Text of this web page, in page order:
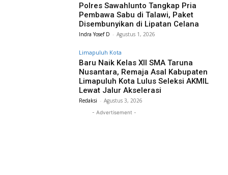
Polres Sawahlunto Tangkap Pria
Pembawa Sabu di Talawi, Paket
Disembunyikan di Lipatan Celana
Indra Yosef D - Agustus 1, 2026
Limapuluh Kota
Baru Naik Kelas XII SMA Taruna
Nusantara, Remaja Asal Kabupaten
Limapuluh Kota Lulus Seleksi AKMIL
Lewat Jalur Akselerasi
Redaksi - Agustus 3, 2026
- Advertisement -